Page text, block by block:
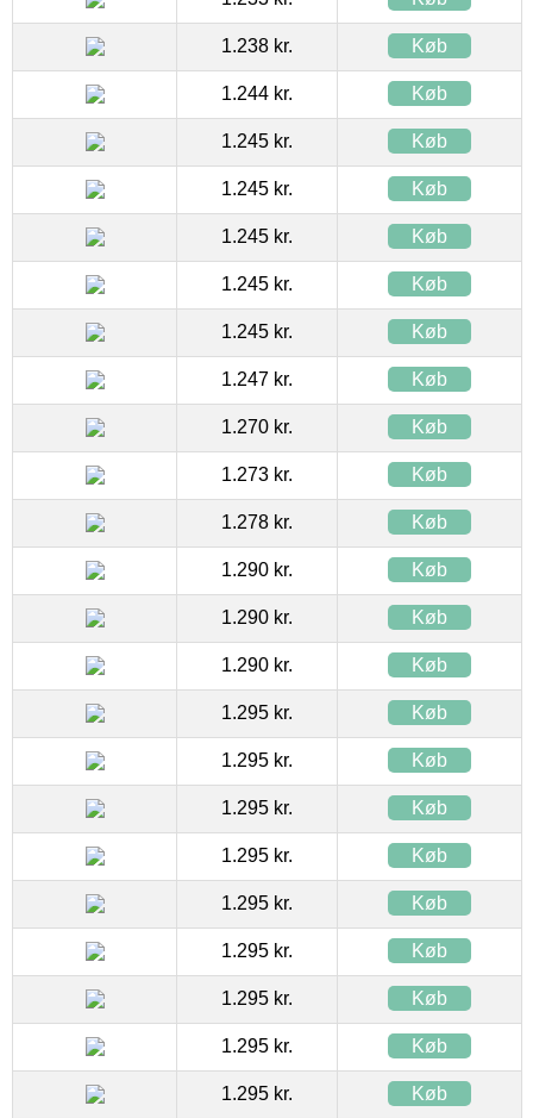
1.238 kr. Køb
1.244 kr. Køb
1.245 kr. Køb
1.245 kr. Køb
1.245 kr. Køb
1.245 kr. Køb
1.245 kr. Køb
1.247 kr. Køb
1.270 kr. Køb
1.273 kr. Køb
1.278 kr. Køb
1.290 kr. Køb
1.290 kr. Køb
1.290 kr. Køb
1.295 kr. Køb
1.295 kr. Køb
1.295 kr. Køb
1.295 kr. Køb
1.295 kr. Køb
1.295 kr. Køb
1.295 kr. Køb
1.295 kr. Køb
1.295 kr. Køb